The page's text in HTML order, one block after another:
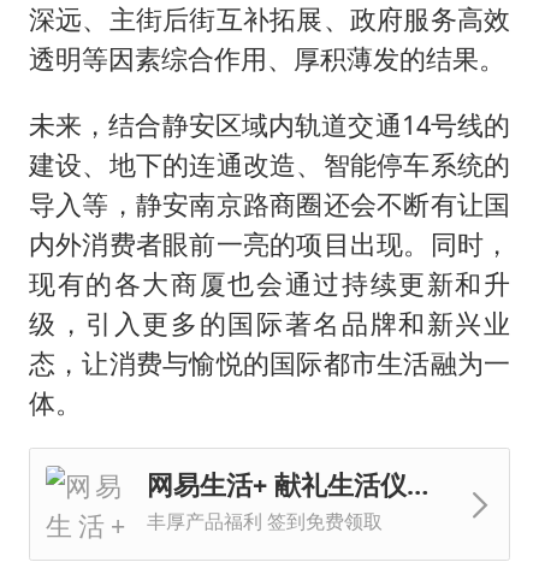
深远、主街后街互补拓展、政府服务高效
透明等因素综合作用、厚积薄发的结果。
未来，结合静安区域内轨道交通14号线的
建设、地下的连通改造、智能停车系统的
导入等，静安南京路商圈还会不断有让国
内外消费者眼前一亮的项目出现。同时，
现有的各大商厦也会通过持续更新和升
级，引入更多的国际著名品牌和新兴业
态，让消费与愉悦的国际都市生活融为一
体。
网易生活+ 献礼生活仪式感
丰厚产品福利 签到免费领取